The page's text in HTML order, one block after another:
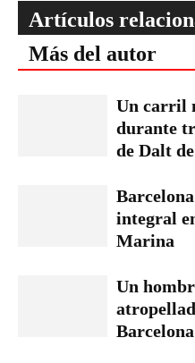
Artículos
Más del autor
Un carril
durante
de Dalt
integral
Marina
Un
Barcelona